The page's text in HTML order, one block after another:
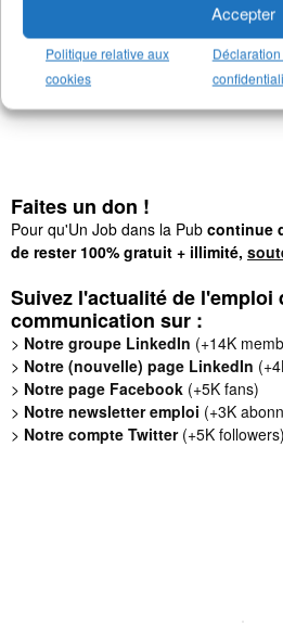
Accepter
Politique relative aux
cookies
Faites un don !
Pour qu'Un Job dans la Pub continue
de rester 100% gratuit + illimité,
Suivez l'actualité de l'emploi
communication sur :
> Notre groupe LinkedIn (+14K
> Notre (nouvelle) page LinkedIn
> Notre page Facebook (+5K fans)
> Notre newsletter emploi (+3K
> Notre compte Twitter(+5K followers)